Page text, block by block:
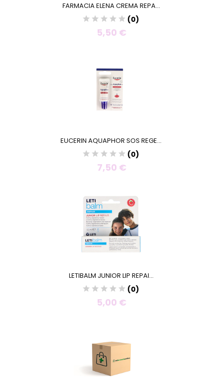
FARMACIA ELENA CREMA REPA...
(0)
5,50 €
EUCERIN AQUAPHOR SOS REGE...
(0)
7,50 €
LETIBALM JUNIOR LIP REPAI...
(0)
5,00 €